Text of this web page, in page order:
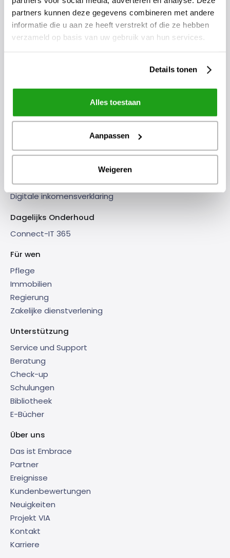
partners kunnen deze gegevens combineren met andere
informatie die u aan ze heeft verstrekt of die ze hebben
verzameld op basis van uw gebruik van hun services.
Details tonen
Alles toestaan
Aanpassen
Weigeren
Überblick über das Produkt
Omnichannel-CRM
Kundenportal
AI agent
Onboarding & Leefbaarheid
Woonruimteverdeling
Woonruimteverdeelsysteem
Urgentiesysteem
Short stay platform
Digitale inkomensverklaring
Dagelijks Onderhoud
Connect-IT 365
Für wen
Pflege
Immobilien
Regierung
Zakelijke dienstverlening
Unterstützung
Service und Support
Beratung
Check-up
Schulungen
Bibliotheek
E-Bücher
Über uns
Das ist Embrace
Partner
Ereignisse
Kundenbewertungen
Neuigkeiten
Projekt VIA
Kontakt
Karriere